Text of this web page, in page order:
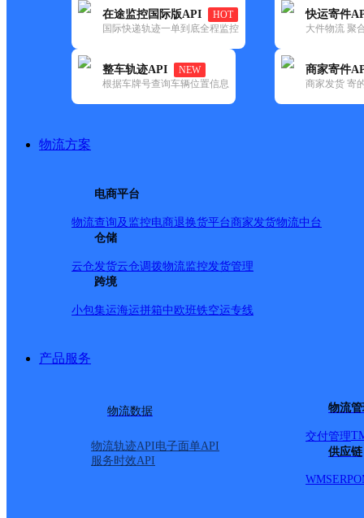
在途监控国际版API
HOT
国际快递轨迹一单到底全程监控
整车轨迹API
NEW
根据车牌号查询车辆位置信息
快运寄件
大件物流 聚
商家寄件
商家发货 寄
物流方案
电商平台
物流查询及监控电商退换货平台商家发货物流中台
仓储
云仓发货云仓调拨物流监控发货管理
跨境
小包集运海运拼箱中欧班铁空运专线
产品服务
物流数据
物流轨迹API电子面单API
服务时效API
物流
交付管理
供应链
WMSERP
霞若邮政所
更新时间：2021-12-03 00:00:00
所属快递：邮政国内
所属区域：云南省-迪庆藏族自治州-德钦县
网点地址：德钦县霞若乡
网点负责人：